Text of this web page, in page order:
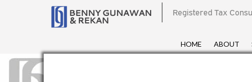
Registered Tax
HOME ABOUT